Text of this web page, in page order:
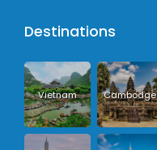
Destinations
Vietnam Cambodge